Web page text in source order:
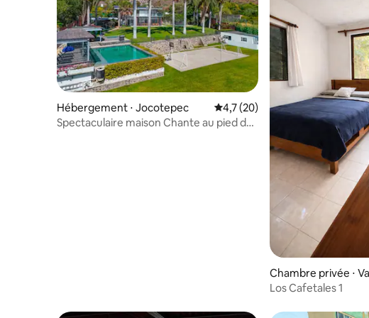
Hébergement ⋅ Jocotepec Évaluation moyenne sur la
4,7 (20)
Spectaculaire maison Chante au pied du
Chambre privée ⋅
avo
Los Cafetales 1